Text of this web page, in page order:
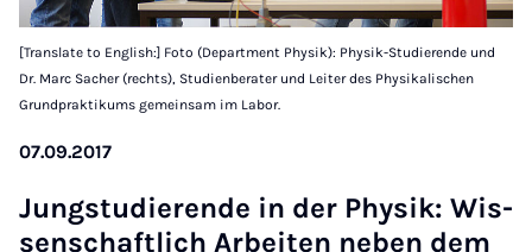
[Translate to English:] Foto (Department Physik): Physik-Studierende und
Dr. Marc Sacher (rechts), Studienberater und Leiter des Physikalischen
Grundpraktikums gemeinsam im Labor.
07.09.2017
Jung­stud­i­er­ende in der Physik: Wis­
senschaft­lich Arbeiten neben dem